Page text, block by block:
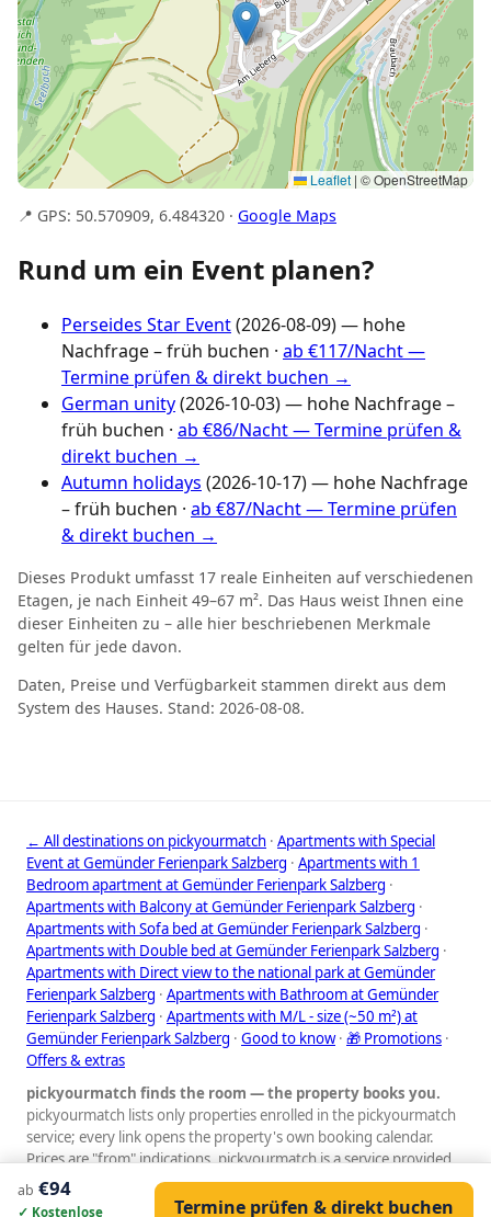
ab €94
✓ Kostenlose Termine prüfen & direkt buchen
Leaflet | © OpenStreetMap
📍 GPS: 50.570909, 6.484320 · Google Maps
Rund um ein Event planen?
Perseides Star Event(2026-08-09) — hohe
Nachfrage – früh buchen · ab €117/Nacht —
Termine prüfen & direkt buchen →
German unity(2026-10-03) — hohe Nachfrage –
früh buchen · ab €86/Nacht — Termine prüfen &
direkt buchen →
Autumn holidays (2026-10-17) — hohe Nachfrage
– früh buchen · ab €87/Nacht — Termine prüfen
& direkt buchen →
Dieses Produkt umfasst 17 reale Einheiten auf verschiedenen
Etagen, je nach Einheit 49–67 m². Das Haus weist Ihnen eine
dieser Einheiten zu – alle hier beschriebenen Merkmale
gelten für jede davon.
Daten, Preise und Verfügbarkeit stammen direkt aus dem
System des Hauses. Stand: 2026-08-08.
← All destinations on pickyourmatch · Apartments with Special
Event at Gemünder Ferienpark Salzberg · Apartments with 1
Bedroom apartment at Gemünder Ferienpark Salzberg ·
Apartments with Balcony at Gemünder Ferienpark Salzberg ·
Apartments with Sofa bed at Gemünder Ferienpark Salzberg ·
Apartments with Double bed at Gemünder Ferienpark Salzberg ·
Apartments with Direct view to the national park at Gemünder
Ferienpark Salzberg · Apartments with Bathroom at Gemünder
Ferienpark Salzberg · Apartments with M/L - size (~50 m²) at
Gemünder Ferienpark Salzberg · Good to know· 🎁 Promotions ·
Offers & extras
pickyourmatch finds the room — the property books you.
pickyourmatch lists only properties enrolled in the pickyourmatch
service; every link opens the property's own booking calendar.
Prices are "from" indications. pickyourmatch is a service provided
by GauVendi. © pickyourmatch
Impressum· Datenschutz·AGB· GauVendi Datenschutz